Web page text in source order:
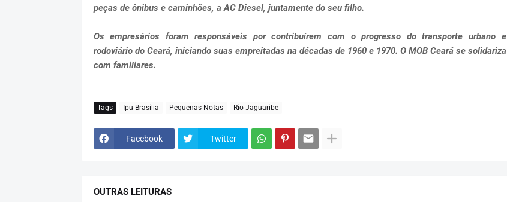
peças de ônibus e caminhões, a AC Diesel, juntamente do seu filho.
Os empresários foram responsáveis por contribuírem com o progresso do transporte urbano e
rodoviário do Ceará, iniciando suas empreitadas na décadas de 1960 e 1970. O MOB Ceará se solidariza
com familiares.
Tags Ipu Brasilia Pequenas Notas Rio Jaguaribe
Facebook Twitter
OUTRAS LEITURAS